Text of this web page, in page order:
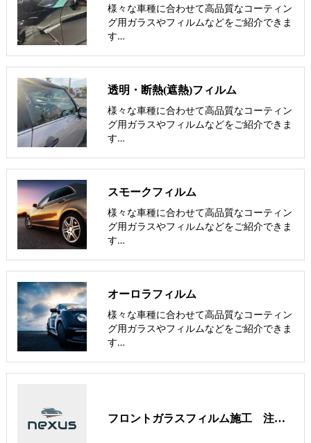
様々な車種に合わせて高品質なコーティン
グ用ガラスやフィルムなどをご紹介できま
す…
透明・断熱(遮熱)フィルム
様々な車種に合わせて高品質なコーティン
グ用ガラスやフィルムなどをご紹介できま
す…
スモークフィルム
様々な車種に合わせて高品質なコーティン
グ用ガラスやフィルムなどをご紹介できま
す…
オーロラフィルム
様々な車種に合わせて高品質なコーティン
グ用ガラスやフィルムなどをご紹介できま
す…
フロントガラスフィルム施工 注意事項/免責事項/PT500による透過率測定